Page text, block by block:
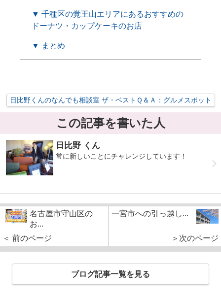
▼ 千種区の覚王山エリアにあるおすすめの
ドーナツ・カップケーキのお店
▼ まとめ
日比野くんのなんでも相談室 ザ・ベストＱ＆Ａ：グルメスポット
この記事を書いた人
日比野 くん
常に新しいことにチャレンジしています！
名古屋市守山区の
お...
＜ 前のページ
一宮市への引っ越し...
＞次のページ
ブログ記事一覧を見る